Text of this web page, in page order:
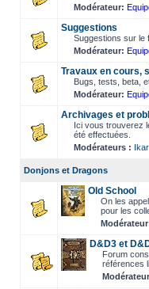
Modérateur:
Suggestions
Suggestions sur le
Modérateur:
Travaux en cours,
Bugs, tests, beta,
Modérateur:
Archivages et
Ici vous trouverez
été effectuées.
Modérateurs :
Donjons et Dragons
Old School
On les
pour les
D&D3 et
Forum
références